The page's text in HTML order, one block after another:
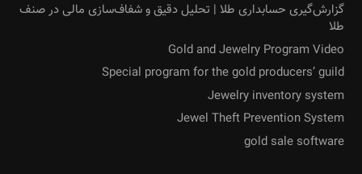
گزارش‌گیری حسابداری طلا | تحلیل دقیق و شفاف‌سازی مالی در صنف
طلا
Gold and Jewelry Program Video
Special program for the gold producers’ guild
Jewelry inventory system
Jewel Theft Prevention System
gold sale software